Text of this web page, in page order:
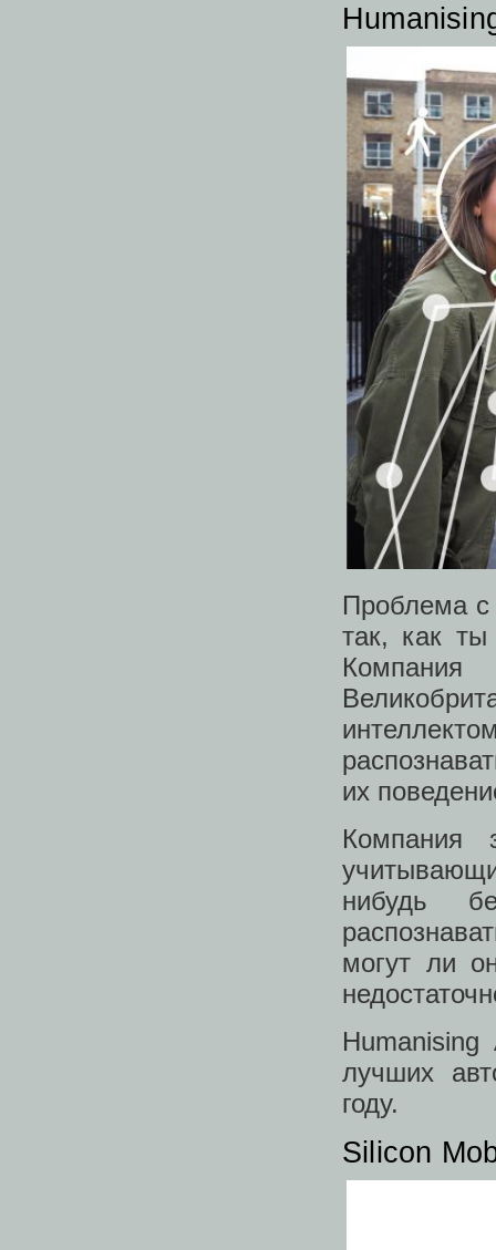
Проблема с
так, как ты
их
Компания
нибудь
могут ли
лучших
году.
Silicon